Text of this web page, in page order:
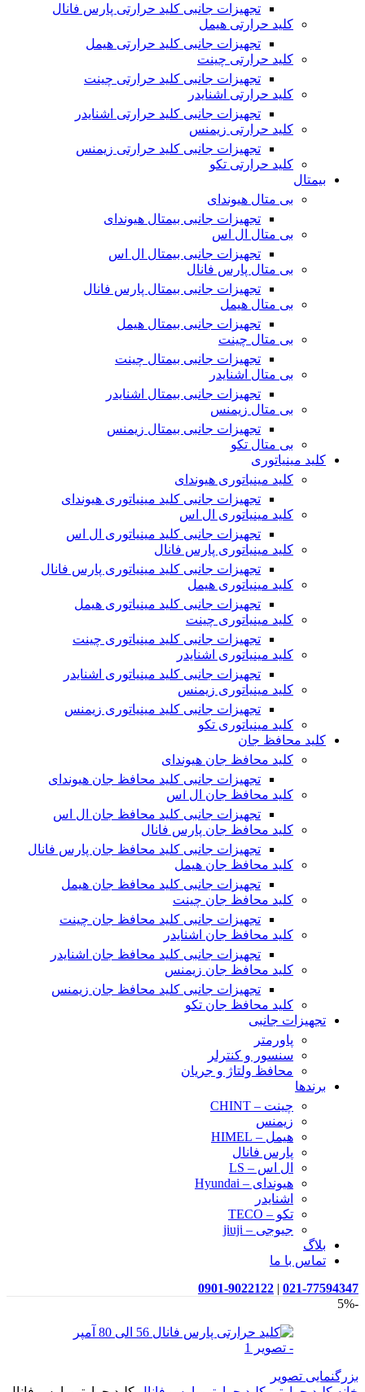
تجهیزات جانبی کلید حرارتی پارس فانال
کلید حرارتی هیمل
تجهیزات جانبی کلید حرارتی هیمل
کلید حرارتی چینت
تجهیزات جانبی کلید حرارتی چینت
کلید حرارتی اشنایدر
تجهیزات جانبی کلید حرارتی اشنایدر
کلید حرارتی زیمنس
تجهیزات جانبی کلید حرارتی زیمنس
کلید حرارتی تکو
بیمتال
بی متال هیوندای
تجهیزات جانبی بیمتال هیوندای
بی متال ال اس
تجهیزات جانبی بیمتال ال اس
بی متال پارس فانال
تجهیزات جانبی بیمتال پارس فانال
بی متال هیمل
تجهیزات جانبی بیمتال هیمل
بی متال چینت
تجهیزات جانبی بیمتال چینت
بی متال اشنایدر
تجهیزات جانبی بیمتال اشنایدر
بی متال زیمنس
تجهیزات جانبی بیمتال زیمنس
بی متال تکو
کلید مینیاتوری
کلید مینیاتوری هیوندای
تجهیزات جانبی کلید مینیاتوری هیوندای
کلید مینیاتوری ال اس
تجهیزات جانبی کلید مینیاتوری ال اس
کلید مینیاتوری پارس فانال
تجهیزات جانبی کلید مینیاتوری پارس فانال
کلید مینیاتوری هیمل
تجهیزات جانبی کلید مینیاتوری هیمل
کلید مینیاتوری چینت
تجهیزات جانبی کلید مینیاتوری چینت
کلید مینیاتوری اشنایدر
تجهیزات جانبی کلید مینیاتوری اشنایدر
کلید مینیاتوری زیمنس
تجهیزات جانبی کلید مینیاتوری زیمنس
کلید مینیاتوری تکو
کلید محافظ جان
کلید محافظ جان هیوندای
تجهیزات جانبی کلید محافظ جان هیوندای
کلید محافظ جان ال اس
تجهیزات جانبی کلید محافظ جان ال اس
کلید محافظ جان پارس فانال
تجهیزات جانبی کلید محافظ جان پارس فانال
کلید محافظ جان هیمل
تجهیزات جانبی کلید محافظ جان هیمل
کلید محافظ جان چینت
تجهیزات جانبی کلید محافظ جان چینت
کلید محافظ جان اشنایدر
تجهیزات جانبی کلید محافظ جان اشنایدر
کلید محافظ جان زیمنس
تجهیزات جانبی کلید محافظ جان زیمنس
کلید محافظ جان تکو
تجهیزات جانبی
پاورمتر
سنسور و کنترلر
محافظ ولتاژ و‌ جریان
برندها
چینت – CHINT
زیمنس
هیمل – HIMEL
پارس فانال
ال اس – LS
هیوندای – Hyundai
اشنایدر
تکو – TECO
جیوجی – jiuji
بلاگ
تماس با ما
021-77594347
|
0901-9022122
-5%
بزرگنمایی تصویر